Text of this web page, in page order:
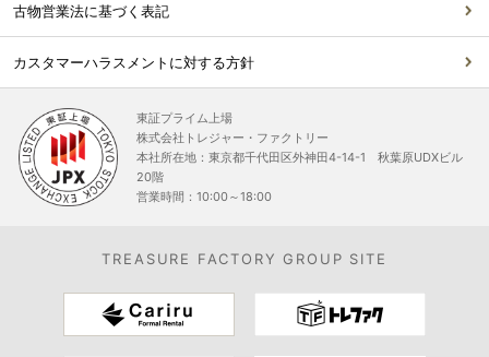
古物営業法に基づく表記
カスタマーハラスメントに対する方針
東証プライム上場
株式会社トレジャー・ファクトリー
本社所在地：東京都千代田区外神田4-14-1 秋葉原UDXビル
20階
営業時間：10:00～18:00
TREASURE FACTORY GROUP SITE